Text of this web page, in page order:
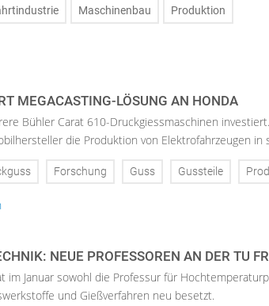
Maschinenbau Produktion
MEGACASTING-LÖSUNG AN HONDA
Bühler Carat 610-Druckgiessmaschinen
die Produktion von Elektrofahrzeugen in
Forschung Guss Gussteile
NEUE PROFESSOREN AN DER TU
im Januar sowohl die Professur für
und Gießverfahren neu besetzt.